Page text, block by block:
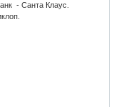
- Санта Клаус.